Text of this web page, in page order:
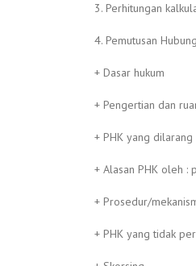
3. Perhitungan
4. Pemutusan
+ Dasar hukum
+ Pengertian dan
+ PHK yang dilarang
+ Alasan PHK oleh :
+ Prosedur/
+ PHK yang tidak